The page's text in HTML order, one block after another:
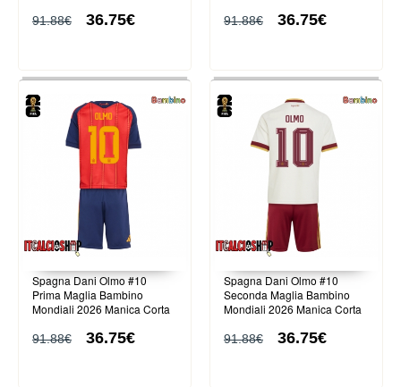
91.88€ 36.75€ 91.88€ 36.75€
Spagna Dani Olmo #10
Prima Maglia Bambino
Mondiali 2026 Manica Corta
91.88€ 36.75€
Spagna Dani Olmo #10
Seconda Maglia Bambino
Mondiali 2026 Manica Corta
91.88€ 36.75€